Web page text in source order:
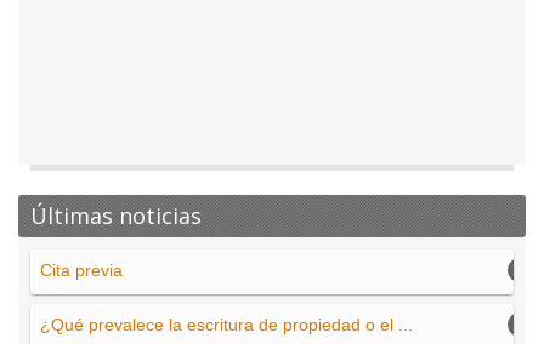
Últimas noticias
Cita previa
¿Qué prevalece la escritura de propiedad o el ...